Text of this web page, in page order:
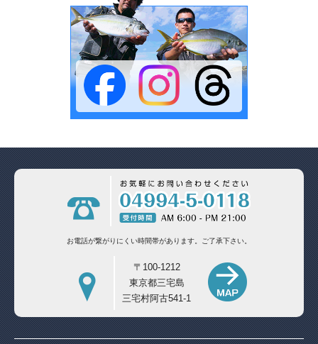
お電話が繋がりにくい時間帯があります。 ご了承下さい。
〒100-1212
東京都三宅島
三宅村阿古541-1